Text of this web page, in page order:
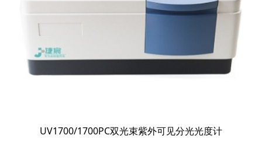
UV1700/1700PC双光束紫外可见分光光度计